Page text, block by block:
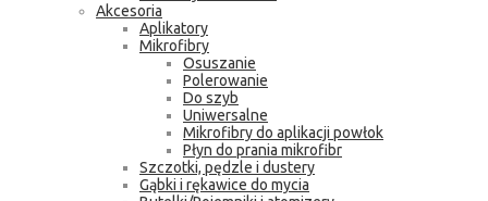
Akcesoria
Aplikatory
Mikrofibry
Osuszanie
Polerowanie
Do szyb
Uniwersalne
Mikrofibry do aplikacji powłok
Płyn do prania mikrofibr
Szczotki, pędzle i dustery
Gąbki i rękawice do mycia